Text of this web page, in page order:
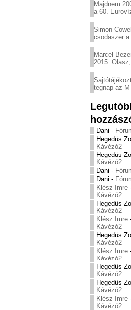
Majdnem
a 60.
Simon
csodaszer a
Marcel
2015:
tegnap az
Dani -
Hegedüs
Kávézó2
Hegedüs
Kávézó2
Dani -
Dani -
Klész Imre -
Kávézó2
Hegedüs
Kávézó2
Klész Imre -
Kávézó2
Hegedüs
Kávézó2
Klész Imre -
Kávézó2
Hegedüs
Kávézó2
Hegedüs
Kávézó2
Klész Imre -
Kávézó2